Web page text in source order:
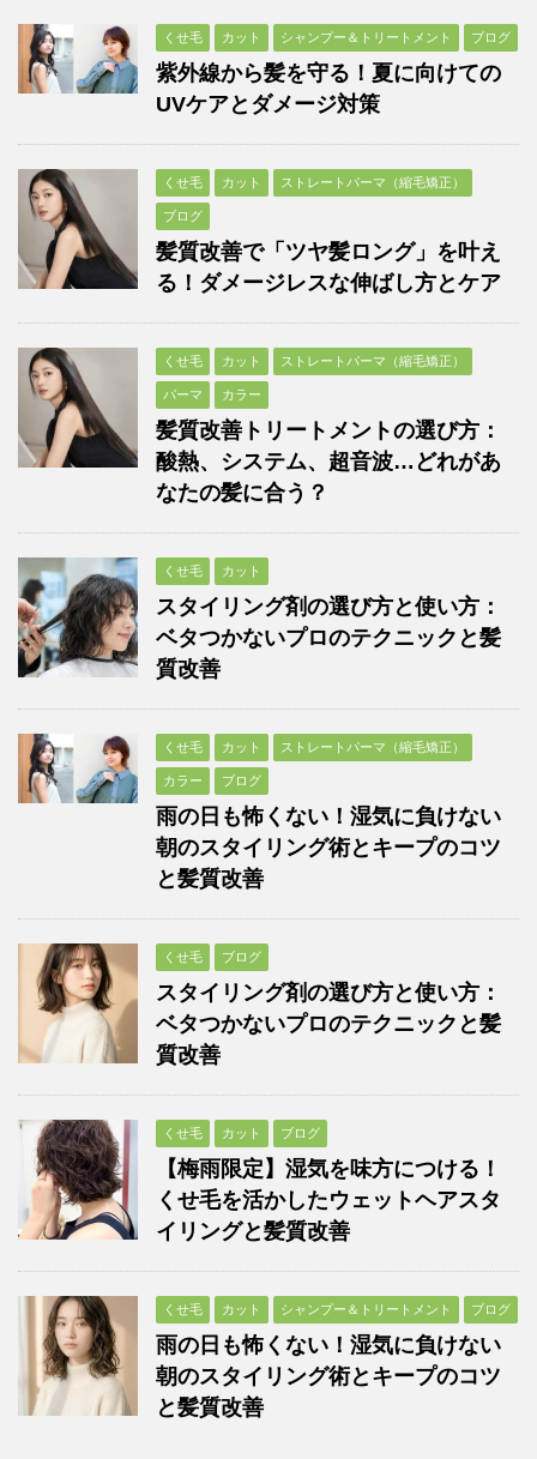
くせ毛 カット シャンプー＆トリートメント ブログ
紫外線から髪を守る！夏に向けての
UVケアとダメージ対策
くせ毛 カット ストレートパーマ（縮毛矯正）
ブログ
髪質改善で「ツヤ髪ロング」を叶え
る！ダメージレスな伸ばし方とケア
くせ毛 カット ストレートパーマ（縮毛矯正）
パーマ カラー
髪質改善トリートメントの選び方：
酸熱、システム、超音波…どれがあ
なたの髪に合う？
くせ毛 カット
スタイリング剤の選び方と使い方：
ベタつかないプロのテクニックと髪
質改善
くせ毛 カット ストレートパーマ（縮毛矯正）
カラー ブログ
雨の日も怖くない！湿気に負けない
朝のスタイリング術とキープのコツ
と髪質改善
くせ毛 ブログ
スタイリング剤の選び方と使い方：
ベタつかないプロのテクニックと髪
質改善
くせ毛 カット ブログ
【梅雨限定】湿気を味方につける！
くせ毛を活かしたウェットヘアスタ
イリングと髪質改善
くせ毛 カット シャンプー＆トリートメント ブログ
雨の日も怖くない！湿気に負けない
朝のスタイリング術とキープのコツ
と髪質改善